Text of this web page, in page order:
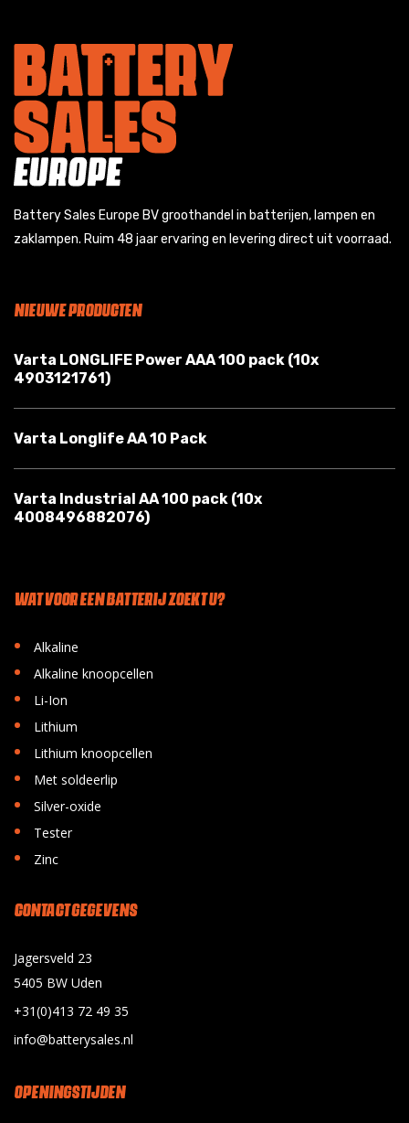
Battery Sales Europe BV groothandel in batterijen, lampen en
zaklampen. Ruim 48 jaar ervaring en levering direct uit voorraad.
NIEUWE PRODUCTEN
Varta LONGLIFE Power AAA 100 pack (10x
4903121761)
Varta Longlife AA 10 Pack
Varta Industrial AA 100 pack (10x
4008496882076)
WAT VOOR EEN BATTERIJ ZOEKT U?
• Alkaline
• Alkaline knoopcellen
• Li-Ion
• Lithium
• Lithium knoopcellen
• Met soldeerlip
• Silver-oxide
• Tester
• Zinc
CONTACT GEGEVENS
Jagersveld 23
5405 BW Uden
+31(0)413 72 49 35
info@batterysales.nl
OPENINGSTIJDEN